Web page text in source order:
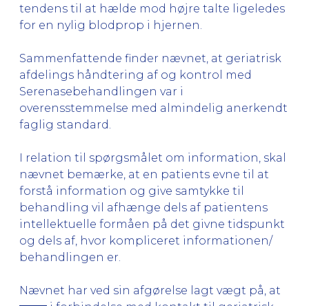
tendens til at hælde mod højre talte ligeledes
for en nylig blodprop i hjernen.
Sammenfattende finder nævnet, at geriatrisk
afdelings håndtering af og kontrol med
Serenasebehandlingen var i
overensstemmelse med almindelig anerkendt
faglig standard.
I relation til spørgsmålet om information, skal
nævnet bemærke, at en patients evne til at
forstå information og give samtykke til
behandling vil afhænge dels af patientens
intellektuelle formåen på det givne tidspunkt
og dels af, hvor kompliceret informationen/
behandlingen er.
Nævnet har ved sin afgørelse lagt vægt på, at